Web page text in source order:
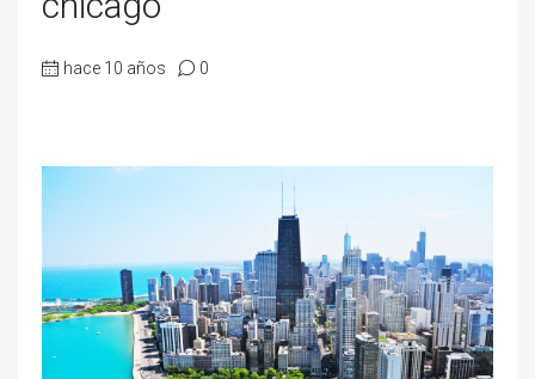
hace 10 años 0